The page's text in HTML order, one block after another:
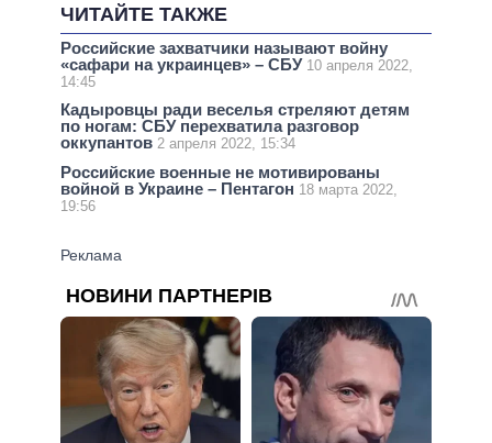
ЧИТАЙТЕ ТАКЖЕ
Российские захватчики называют войну
«сафари на украинцев» – СБУ 10 апреля 2022,
14:45
Кадыровцы ради веселья стреляют детям
по ногам: СБУ перехватила разговор
оккупантов 2 апреля 2022, 15:34
Российские военные не мотивированы
войной в Украине – Пентагон 18 марта 2022,
19:56